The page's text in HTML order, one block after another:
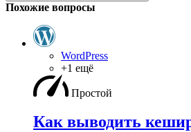
Похожие вопросы
WordPress
+1 ещё
Простой
Как выводить